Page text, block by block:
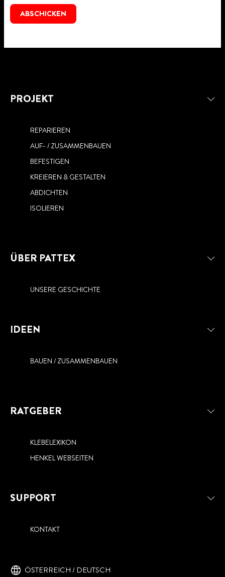
ABSCHICKEN
PROJEKT
REPARIEREN
AUF- / ZUSAMMENBAUEN
BEFESTIGEN
KREIEREN & GESTALTEN
ABDICHTEN
ISOLIEREN
ÜBER PATTEX
UNSERE GESCHICHTE
IDEEN
BAUEN / ZUSAMMENBAUEN
RATGEBER
KLEBELEXIKON
HENKEL WEBSEITEN
SUPPORT
KONTAKT
ÖSTERREICH / DEUTSCH